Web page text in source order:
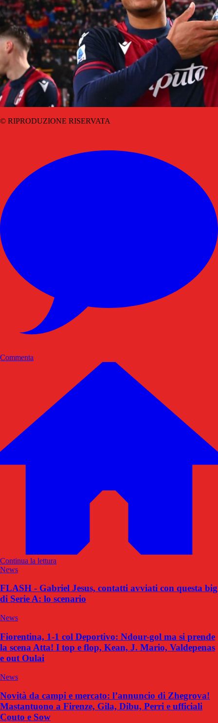
© RIPRODUZIONE RISERVATA
Commenta
Continua la lettura
News
FLASH - Gabriel Jesus, contatti avviati con questa big
di Serie A: lo scenario
News
Fiorentina, 1-1 col Deportivo: Ndour-gol ma si prende
la scena Atta! I top e flop, Kean, J. Mario, Valdepenas
e out Oulai
News
Novità da campi e mercato: l’annuncio di Zhegrova!
Mastantuono a Firenze, Gila, Dibu, Perri e ufficiali
Couto e Sow